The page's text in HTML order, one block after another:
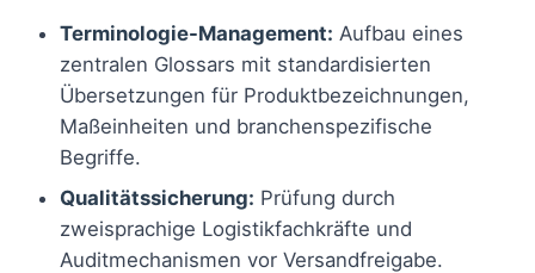
Terminologie-Management: Aufbau eines
zentralen Glossars mit standardisierten
Übersetzungen für Produktbezeichnungen,
Maßeinheiten und branchenspezifische
Begriffe.
Qualitätssicherung: Prüfung durch
zweisprachige Logistikfachkräfte und
Auditmechanismen vor Versandfreigabe.